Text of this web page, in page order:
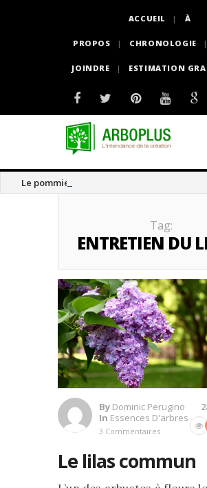
ACCUEIL À
PROPOS CHRONOLOGIE
JOINDRE ESTIMATION
Le pommier thé
Tag:
ENTRETIEN DU
By Dominic Perugino
In Essences D'arbres
3 Commentaires
Le lilas commun